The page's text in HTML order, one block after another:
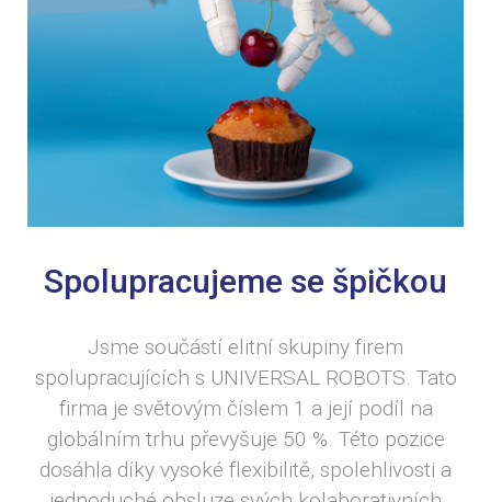
Spolupracujeme se špičkou
Jsme součástí elitní skupiny firem
spolupracujících s UNIVERSAL ROBOTS. Tato
firma je světovým číslem 1 a její podíl na
globálním trhu převyšuje 50 %. Této pozice
dosáhla díky vysoké flexibilitě, spolehlivosti a